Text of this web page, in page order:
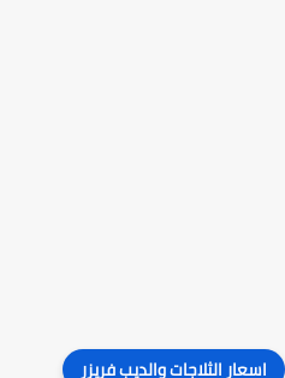
الثلاجات والديب فريزر